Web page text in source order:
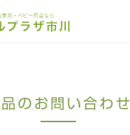
のお問い合わせ